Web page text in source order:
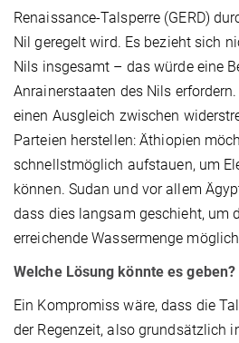
Renaissance-Talsperre (GERD)
Nil geregelt wird. Es bezieht sich
Nils insgesamt – das würde eine
Anrainerstaaten des Nils
einen Ausgleich zwischen
Parteien herstellen: Äthiopien
schnellstmöglich aufstauen, um
können. Sudan und vor allem
dass dies langsam geschieht, um
erreichende Wassermenge
Welche Lösung könnte es geben?
Ein Kompromiss wäre, dass die
der Regenzeit, also grundsätzlich